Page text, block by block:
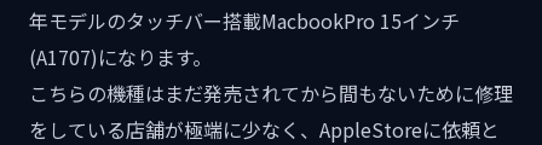
年モデルのタッチバー搭載MacbookPro 15インチ
(A1707)になります。
こちらの機種はまだ発売されてから間もないために修理
をしている店舗が極端に少なく、AppleStoreに依頼と